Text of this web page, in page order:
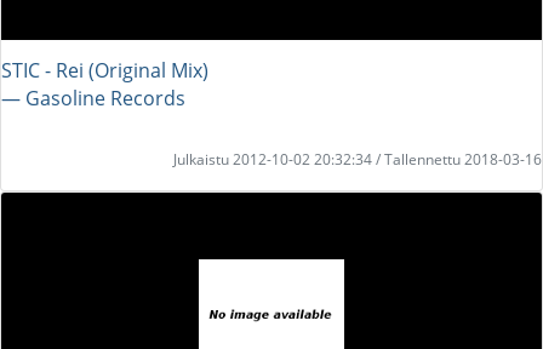
STIC - Rei (Original Mix)
― Gasoline Records
Julkaistu 2012-10-02 20:32:34 / Tallennettu 2018-03-16